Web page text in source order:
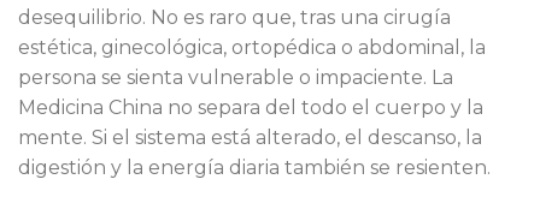
desequilibrio. No es raro que, tras una cirugía
estética, ginecológica, ortopédica o abdominal, la
persona se sienta vulnerable o impaciente. La
Medicina China no separa del todo el cuerpo y la
mente. Si el sistema está alterado, el descanso, la
digestión y la energía diaria también se resienten.